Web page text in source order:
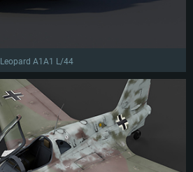
Leopard A1A1 L/44